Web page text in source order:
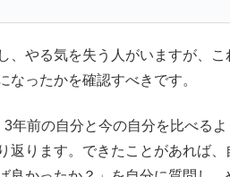
、やる気を失う人がいますが、
なったかを確認すべきです。
年前の自分と今の自分を比べる
返ります。できたことがあれば